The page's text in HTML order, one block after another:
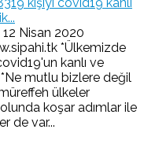
12 Nisan 2020
*Ülkemizde
kanlı ve
*Ne mutlu bizlere değil
ülkeler
koşar adımlar ile
de var...